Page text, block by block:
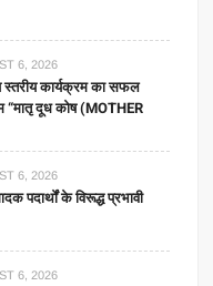
6, 2026
स्तरीय कार्यक्रम का सफल
दूध कोष (MOTHER
6, 2026
पदार्थों के विरूद्ध प्रभावी
6, 2026